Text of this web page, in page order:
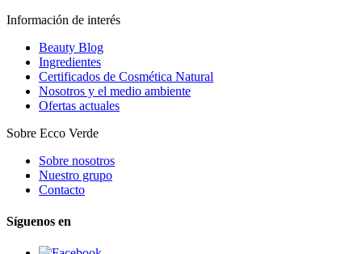
Información de interés
Beauty Blog
Ingredientes
Certificados de Cosmética Natural
Nosotros y el medio ambiente
Ofertas actuales
Sobre Ecco Verde
Sobre nosotros
Nuestro grupo
Contacto
Síguenos en